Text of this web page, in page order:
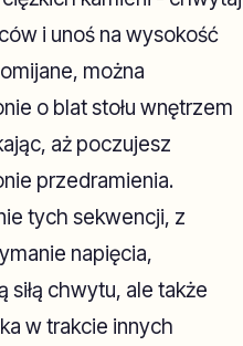
i unoś na wysokość
można
o blat stołu wnętrzem
aż poczujesz
przedramienia.
tych sekwencji, z
napięcia,
chwytu, ale także
w trakcie innych